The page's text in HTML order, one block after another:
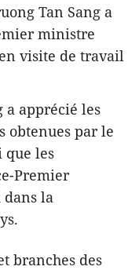
Tan Sang a
ministre
visite de travail
a apprécié les
obtenues par le
que les
Premier
dans la
branches des